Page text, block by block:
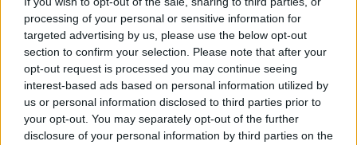
processing of your personal or sensitive information for
targeted advertising by us, please use the below opt-out
section to confirm your selection. Please note that after your
opt-out request is processed you may continue seeing
interest-based ads based on personal information utilized by
us or personal information disclosed to third parties prior to
your opt-out. You may separately opt-out of the further
disclosure of your personal information by third parties on the
setting όπου η κυκλαδίτικη αισθητική, η ανεπιτήδευτη
πολυτέλεια και η ενέργεια της Σαντορίνης δημιουργούν
το ιδανικό σκηνικό για μια ξεχωριστή εμπειρία.